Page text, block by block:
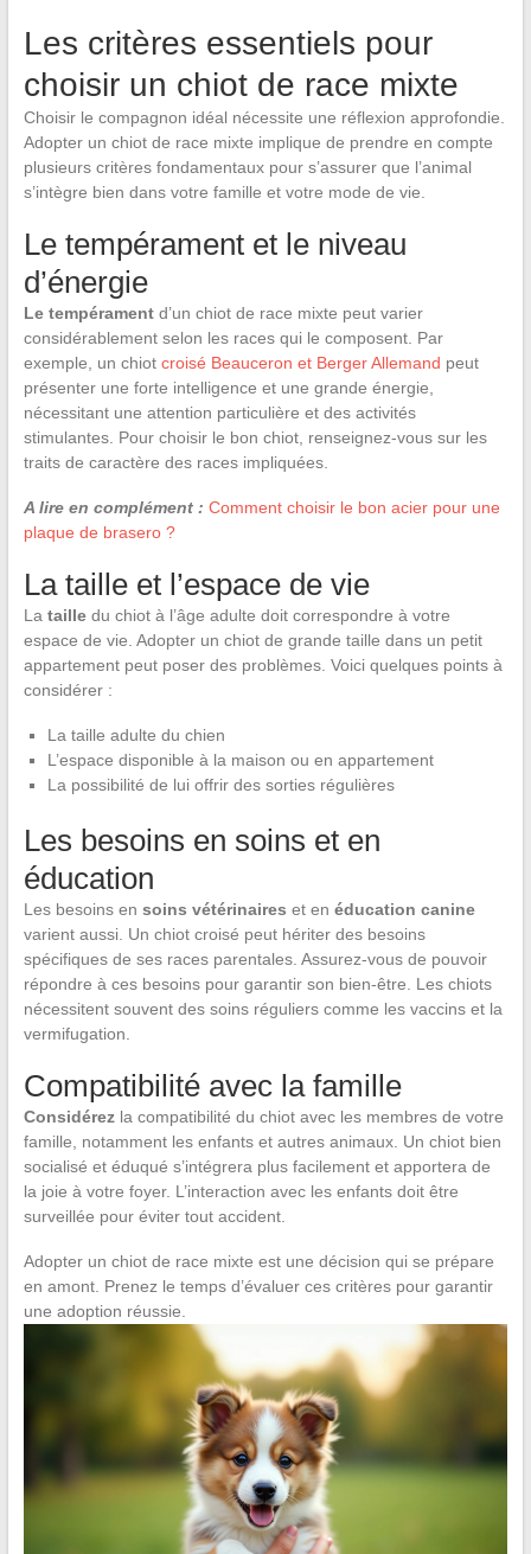
Les critères essentiels pour
choisir un chiot de race mixte
Choisir le compagnon idéal nécessite une réflexion approfondie.
Adopter un chiot de race mixte implique de prendre en compte
plusieurs critères fondamentaux pour s’assurer que l’animal
s’intègre bien dans votre famille et votre mode de vie.
Le tempérament et le niveau
d’énergie
Le tempéramentd’un chiot de race mixte peut varier
considérablement selon les races qui le composent. Par
exemple, un chiot croisé Beauceron et Berger Allemand peut
présenter une forte intelligence et une grande énergie,
nécessitant une attention particulière et des activités
stimulantes. Pour choisir le bon chiot, renseignez-vous sur les
traits de caractère des races impliquées.
A lire en complément : Comment choisir le bon acier pour une
plaque de brasero ?
La taille et l’espace de vie
La tailledu chiot à l’âge adulte doit correspondre à votre
espace de vie. Adopter un chiot de grande taille dans un petit
appartement peut poser des problèmes. Voici quelques points à
considérer :
La taille adulte du chien
L’espace disponible à la maison ou en appartement
La possibilité de lui offrir des sorties régulières
Les besoins en soins et en
éducation
Les besoins en soins vétérinaires et en éducation canine
varient aussi. Un chiot croisé peut hériter des besoins
spécifiques de ses races parentales. Assurez-vous de pouvoir
répondre à ces besoins pour garantir son bien-être. Les chiots
nécessitent souvent des soins réguliers comme les vaccins et la
vermifugation.
Compatibilité avec la famille
Considérezla compatibilité du chiot avec les membres de votre
famille, notamment les enfants et autres animaux. Un chiot bien
socialisé et éduqué s’intégrera plus facilement et apportera de
la joie à votre foyer. L’interaction avec les enfants doit être
surveillée pour éviter tout accident.
Adopter un chiot de race mixte est une décision qui se prépare
en amont. Prenez le temps d’évaluer ces critères pour garantir
une adoption réussie.